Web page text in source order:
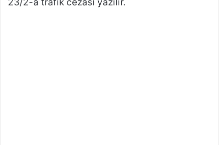
23/2-a trafik cezası yazılır.